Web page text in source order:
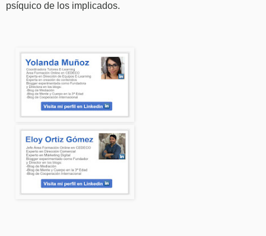
psíquico de los implicados.